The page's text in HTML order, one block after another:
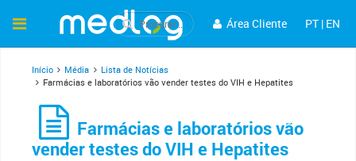
Área Cliente PT | EN
Início Média
Lista de Notícias
Farmácias e laboratórios vão vender testes do VIH e Hepatites
Farmácias e laboratórios vão
vender testes do VIH e Hepatites